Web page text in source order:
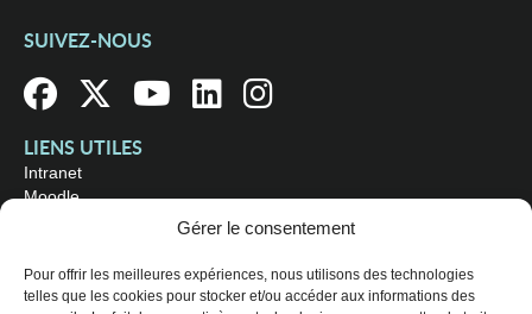
Gérer le consentement
Pour offrir les meilleures expériences, nous utilisons des technologies
telles que les cookies pour stocker et/ou accéder aux informations des
SUIVEZ-NOUS
LIENS UTILES
Intranet
Moodle
OÙ NOUS TROUVER